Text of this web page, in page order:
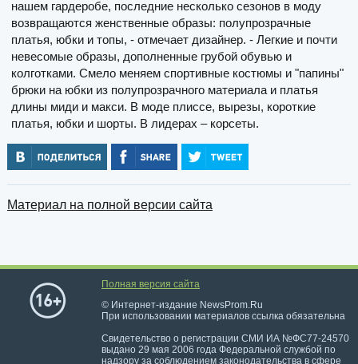
нашем гардеробе, последние несколько сезонов в моду
возвращаются женственные образы: полупрозрачные
платья, юбки и топы, - отмечает дизайнер. - Легкие и почти
невесомые образы, дополненные грубой обувью и
колготками. Смело меняем спортивные костюмы и "папины"
брюки на юбки из полупрозрачного материала и платья
длины миди и макси. В моде плиссе, вырезы, короткие
платья, юбки и шорты. В лидерах – корсеты.
Материал на полной версии сайта
Полная версия сайта
© Интернет-издание NewsProm.Ru
При использовании материалов ссылка обязательна
Свидетельство о регистрации СМИ ИА №ФС77-24570
выдано 29 мая 2006 года Федеральной службой по
надзору за соблюдением законодательства в сфере